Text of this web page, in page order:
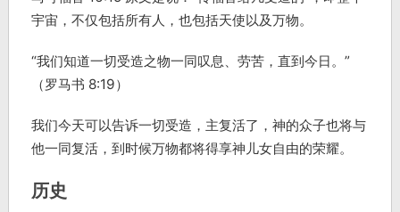
宇宙，不仅包括所有人，也包括天使以及万物。
“我们知道一切受造之物一同叹息、劳苦，直到今日。”
（罗马书 8:19）
我们今天可以告诉一切受造，主复活了，神的众子也将与
他一同复活，到时候万物都将得享神儿女自由的荣耀。
历史